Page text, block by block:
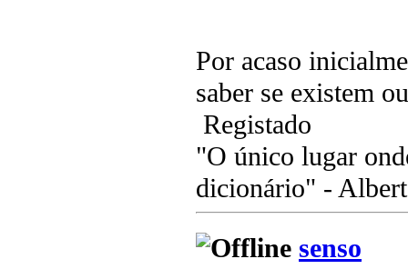
Por acaso
saber se existem
Registado
"O único lugar
dicionário" -
senso